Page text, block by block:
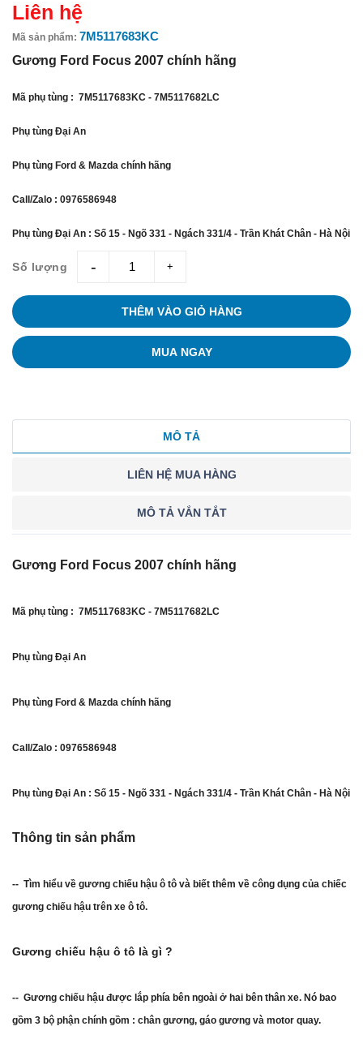
Liên hệ
Mã sản phẩm: 7M5117683KC
Gương Ford Focus 2007 chính hãng
Mã phụ tùng : 7M5117683KC - 7M5117682LC
Phụ tùng Đại An
Phụ tùng Ford & Mazda chính hãng
Call/Zalo : 0976586948
Phụ tùng Đại An : Số 15 - Ngõ 331 - Ngách 331/4 - Trần Khát Chân - Hà Nội
Số lượng giam tang
THÊM VÀO GIỎ HÀNG
MUA NGAY
MÔ TẢ
LIÊN HỆ MUA HÀNG
MÔ TẢ VẮN TẮT
Gương Ford Focus 2007 chính hãng
Mã phụ tùng : 7M5117683KC - 7M5117682LC
Phụ tùng Đại An
Phụ tùng Ford & Mazda chính hãng
Call/Zalo : 0976586948
Phụ tùng Đại An : Số 15 - Ngõ 331 - Ngách 331/4 - Trần Khát Chân - Hà Nội
Thông tin sản phẩm
-- Tìm hiểu về gương chiếu hậu ô tô và biết thêm về công dụng của chiếc
gương chiếu hậu trên xe ô tô.
Gương chiếu hậu ô tô là gì ?
-- Gương chiếu hậu được lắp phía bên ngoài ở hai bên thân xe. Nó bao
gồm 3 bộ phận chính gồm : chân gương, gáo gương và motor quay.